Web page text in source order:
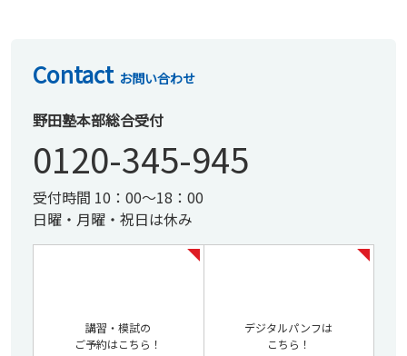
Contact お問い合わせ
野田塾本部総合受付
0120-345-945
受付時間 10：00～18：00
日曜・月曜・祝日は休み
講習・模試の
ご予約はこちら！
デジタルパンフは
こちら！